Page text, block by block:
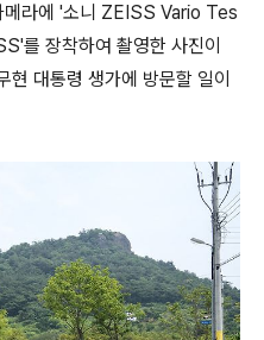
라에 '소니 ZEISS Vario Tes
장착하여 촬영한 사진이
대통령 생가에 방문할 일이